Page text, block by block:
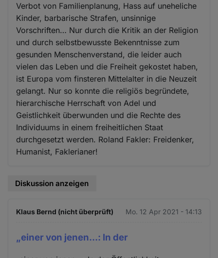
Verbot von Familienplanung, Hass auf uneheliche
Kinder, barbarische Strafen, unsinnige
Vorschriften… Nur durch die Kritik an der Religion
und durch selbstbewusste Bekenntnisse zum
gesunden Menschenverstand, die leider auch
vielen das Leben und die Freiheit gekostet haben,
ist Europa vom finsteren Mittelalter in die Neuzeit
gelangt. Nur so konnte die religiös begründete,
hierarchische Herrschaft von Adel und
Geistlichkeit überwunden und die Rechte des
Individuums in einem freiheitlichen Staat
durchgesetzt werden. Roland Fakler: Freidenker,
Humanist, Faklerianer!
Diskussion anzeigen
Klaus Bernd (nicht überprüft) Mo. 12 Apr 2021 - 14:13
„einer von jenen...: In der